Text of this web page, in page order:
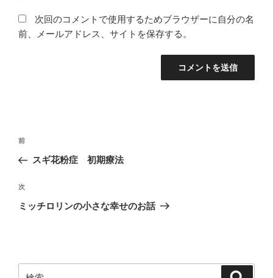
次回のコメントで使用するためブラウザーに自分の名
前、メールアドレス、サイトを保存する。
投
ナ
ビ
ゲ
ン
前
の
稿
前
スギ花粉症 初期療法
次
の
次
ミッチロリンの小さな幸せのお話